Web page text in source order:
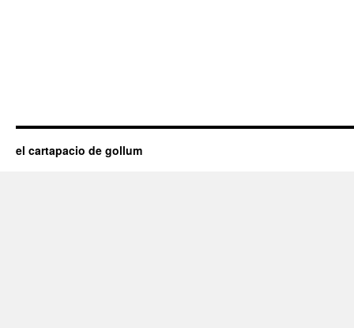
el cartapacio de gollum